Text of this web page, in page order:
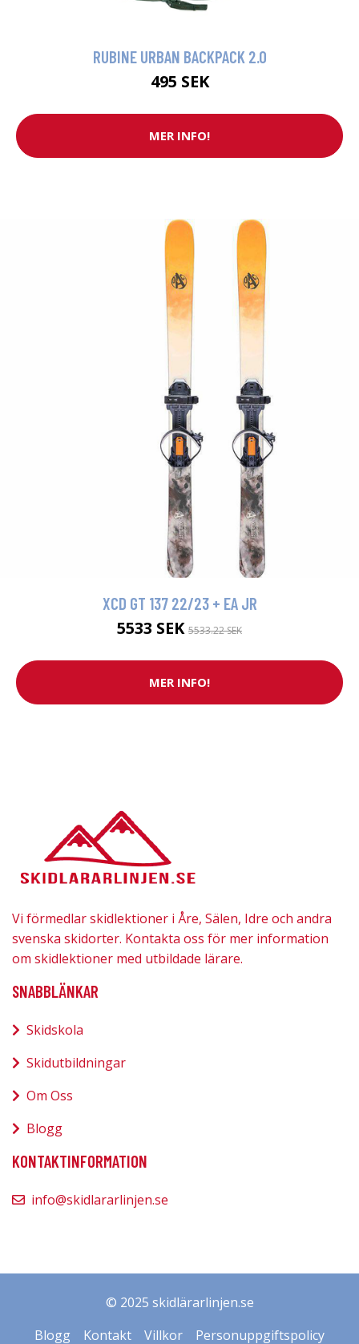
RUBINE URBAN BACKPACK 2.0
495 SEK
MER INFO!
XCD GT 137 22/23 + EA JR
5533 SEK 5533.22 SEK
MER INFO!
Vi förmedlar skidlektioner i Åre, Sälen, Idre och andra
svenska skidorter. Kontakta oss för mer information
om skidlektioner med utbildade lärare.
SNABBLÄNKAR
Skidskola
Skidutbildningar
Om Oss
Blogg
KONTAKTINFORMATION
info@skidlararlinjen.se
© 2025 skidlärarlinjen.se
Blogg
Kontakt Villkor Personuppgiftspolicy